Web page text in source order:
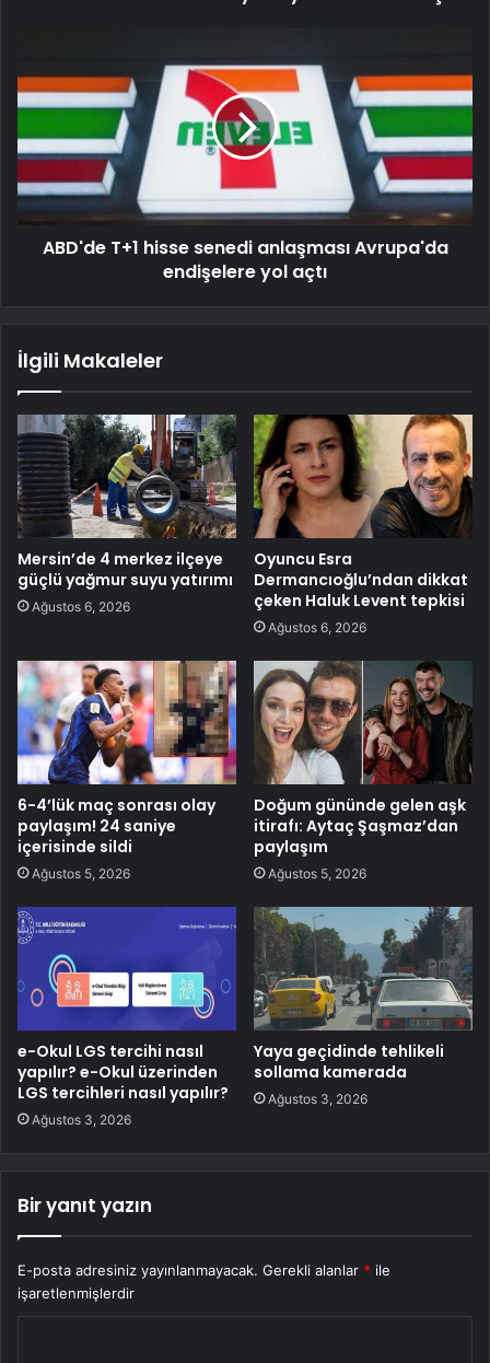
ABD'de T+1 hisse senedi anlaşması Avrupa'da
endişelere yol açtı
İlgili Makaleler
Mersin’de 4 merkez ilçeye
güçlü yağmur suyu yatırımı
Ağustos 6, 2026
Oyuncu Esra
Dermancıoğlu’ndan dikkat
çeken Haluk Levent tepkisi
Ağustos 6, 2026
6-4’lük maç sonrası olay
paylaşım! 24 saniye
içerisinde sildi
Ağustos 5, 2026
Doğum gününde gelen aşk
itirafı: Aytaç Şaşmaz’dan
paylaşım
Ağustos 5, 2026
e-Okul LGS tercihi nasıl
yapılır? e-Okul üzerinden
LGS tercihleri nasıl yapılır?
Ağustos 3, 2026
Yaya geçidinde tehlikeli
sollama kamerada
Ağustos 3, 2026
Bir yanıt yazın
E-posta adresiniz yayınlanmayacak. Gerekli alanlar * ile
işaretlenmişlerdir